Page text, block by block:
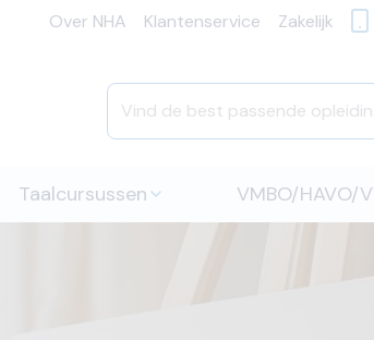
Over NHA Klantenservice Zakelijk
Taalcursussen VMBO/HAVO/